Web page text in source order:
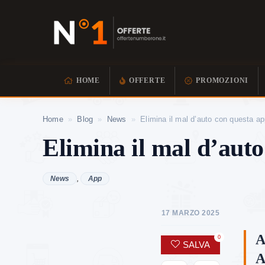
HOME OFFERTE PROMOZIONI
Home » Blog » News » Elimina il mal d’auto con questa
Elimina il mal
News , App
17 MARZO 2025
SALVA
0